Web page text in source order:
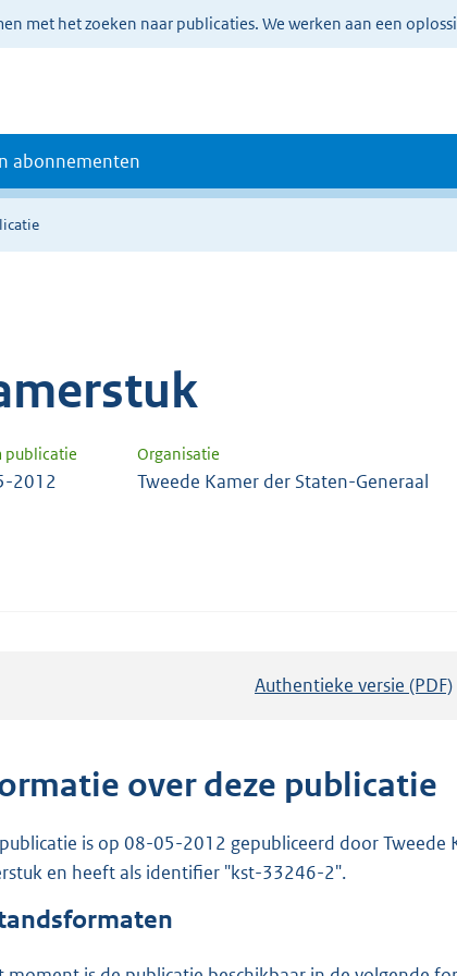
met het zoeken naar publicaties. We werken aan een
abonnementen
publicatie Organisatie
2012 Tweede Kamer der Staten-Generaal
Authentieke versie (PDF)
over deze publicatie
is op 08-05-2012 gepubliceerd door
en heeft als identifier "kst-33246-2".